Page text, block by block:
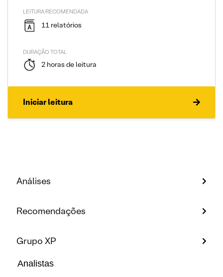
LEITURA RECOMENDADA
11 relatórios
DURAÇÃO TOTAL
2 horas de leitura
Iniciar leitura
Análises
Recomendações
Grupo XP
Analistas